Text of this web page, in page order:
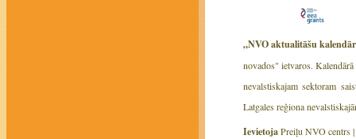
„NVO aktualitāšu
novados" ietvaros.
nevalstiskajam sektoram
Latgales reģiona
IevietojaPreiļu NVO centrs |